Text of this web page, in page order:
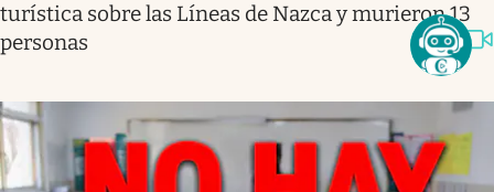
turística sobre las Líneas de Nazca y murieron 13
personas